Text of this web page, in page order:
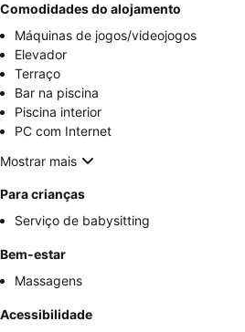
Comodidades do alojamento
Máquinas de jogos/videojogos
Elevador
Terraço
Bar na piscina
Piscina interior
PC com Internet
Mostrar mais
Para crianças
Serviço de babysitting
Bem-estar
Massagens
Acessibilidade